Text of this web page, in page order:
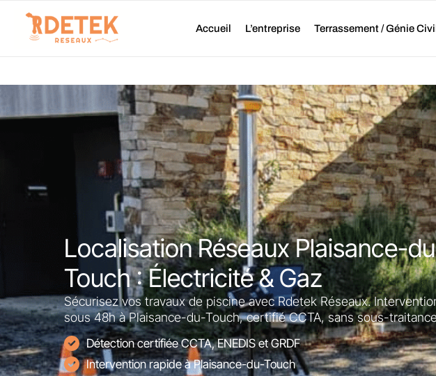
contenu
Accueil L’entreprise Terrassement / Génie
Localisation Réseaux Plaisance-
Touch : Électricité & Gaz
Sécurisez vos travaux de piscine avec Rdetek Réseaux.
sous 48h à Plaisance-du-Touch, certifié CCTA, sans sous-
Détection certifiée CCTA, ENEDIS et GRDF
Intervention rapide à Plaisance-du-Touch